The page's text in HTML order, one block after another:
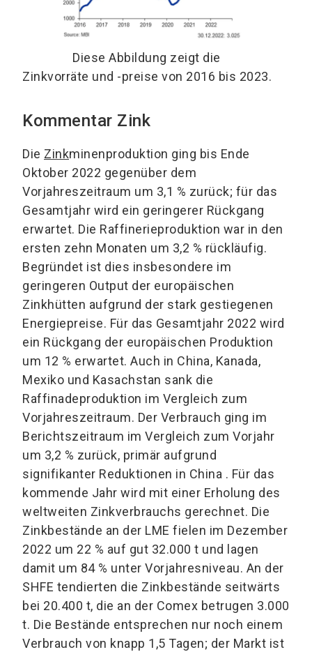
Diese Abbildung zeigt die
Zinkvorräte und -preise von 2016 bis 2023.
Kommentar Zink
Die Zinkminenproduktion ging bis Ende
Oktober 2022 gegenüber dem
Vorjahreszeitraum um 3,1 % zurück; für das
Gesamtjahr wird ein geringerer Rückgang
erwartet. Die Raffinerieproduktion war in den
ersten zehn Monaten um 3,2 % rückläufig.
Begründet ist dies insbesondere im
geringeren Output der europäischen
Zinkhütten aufgrund der stark gestiegenen
Energiepreise. Für das Gesamtjahr 2022 wird
ein Rückgang der europäischen Produktion
um 12 % erwartet. Auch in China, Kanada,
Mexiko und Kasachstan sank die
Raffinadeproduktion im Vergleich zum
Vorjahreszeitraum. Der Verbrauch ging im
Berichtszeitraum im Vergleich zum Vorjahr
um 3,2 % zurück, primär aufgrund
signifikanter Reduktionen in China . Für das
kommende Jahr wird mit einer Erholung des
weltweiten Zinkverbrauchs gerechnet. Die
Zinkbestände an der LME fielen im Dezember
2022 um 22 % auf gut 32.000 t und lagen
damit um 84 % unter Vorjahresniveau. An der
SHFE tendierten die Zinkbestände seitwärts
bei 20.400 t, die an der Comex betrugen 3.000
t. Die Bestände entsprechen nur noch einem
Verbrauch von knapp 1,5 Tagen; der Markt ist